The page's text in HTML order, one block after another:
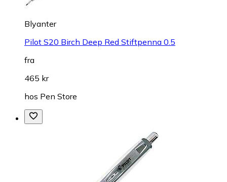
Blyanter
Pilot S20 Birch Deep Red Stiftpenna 0.5
fra
465 kr
hos Pen Store